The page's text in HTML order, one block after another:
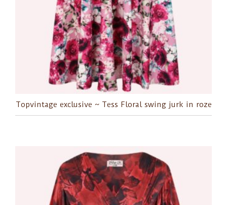
Topvintage exclusive ~ Tess Floral swing jurk in roze